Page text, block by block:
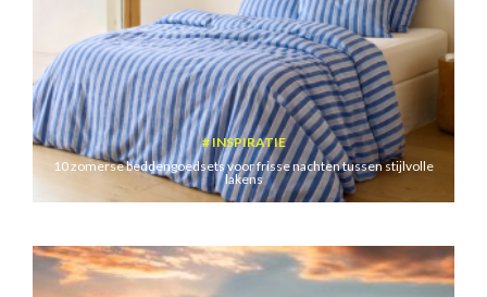
INSPIRATIE
10 zomerse beddengoedsets voor frisse nachten tussen stijlvolle
lakens